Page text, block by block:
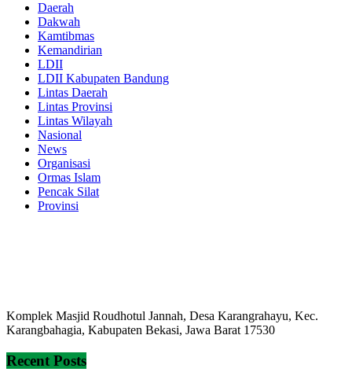
Daerah
Dakwah
Kamtibmas
Kemandirian
LDII
LDII Kabupaten Bandung
Lintas Daerah
Lintas Provinsi
Lintas Wilayah
Nasional
News
Organisasi
Ormas Islam
Pencak Silat
Provinsi
Komplek Masjid Roudhotul Jannah, Desa Karangrahayu, Kec.
Karangbahagia, Kabupaten Bekasi, Jawa Barat 17530
Recent Posts